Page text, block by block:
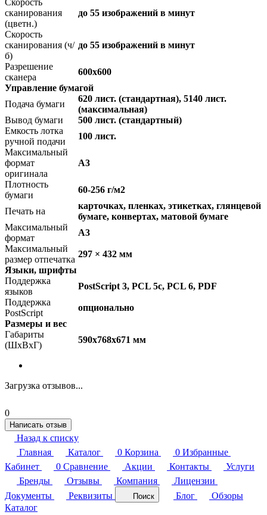
сканирования
(цветн.)
до 55 изображений в минут
Скорость
сканирования (ч/
б)
до 55 изображений в минут
Разрешение
сканера
600x600
Управление бумагой
Подача бумаги
620 лист. (стандартная), 5140 лист.
(максимальная)
Вывод бумаги
500 лист. (стандартный)
Емкость лотка
ручной подачи
100 лист.
Максимальный
формат
оригинала
A3
Плотность
бумаги
60-256 г/м2
Печать на
карточках, пленках, этикетках, глянцевой
бумаге, конвертах, матовой бумаге
Максимальный
формат
A3
Максимальный
размер отпечатка
297 × 432 мм
Языки, шрифты
Поддержка
языков
PostScript 3, PCL 5c, PCL 6, PDF
Поддержка
PostScript
опционально
Размеры и вес
Габариты
(ШxВxГ)
590x768x671 мм
Загрузка отзывов...
0
Написать отзыв
Назад к списку
Главная
Каталог 0 Корзина 0 Избранные
Кабинет
0 Сравнение Акции Контакты
Услуги
Бренды
Отзывы Компания
Лицензии
Документы
Реквизиты Поиск Блог
Обзоры
Каталог